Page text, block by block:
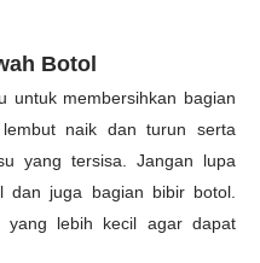
Botol
untuk membersihkan bagian
naik dan turun serta
yang tersisa. Jangan lupa
dan juga bagian bibir botol.
yang lebih kecil agar dapat